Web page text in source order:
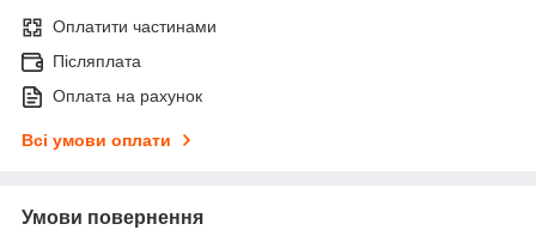
Оплатити частинами
Післяплата
Оплата на рахунок
Всі умови оплати
Умови повернення